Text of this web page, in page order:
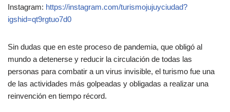
Instagram: https://instagram.com/turismojujuyciudad?
igshid=qt9rgtuo7d0
Sin dudas que en este proceso de pandemia, que obligó al
mundo a detenerse y reducir la circulación de todas las
personas para combatir a un virus invisible, el turismo fue una
de las actividades más golpeadas y obligadas a realizar una
reinvención en tiempo récord.